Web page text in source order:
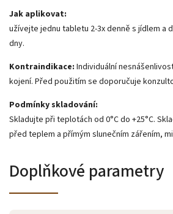
Jak aplikovat:
užívejte jednu tabletu 2-3x denně s jídlem a
dny.
Kontraindikace: Individuální
kojení. Před použitím se doporučuje
Podmínky skladování:
Skladujte při teplotách od 0°C do +25°C.
před teplem a přímým slunečním zářením,
Doplňkové parametry